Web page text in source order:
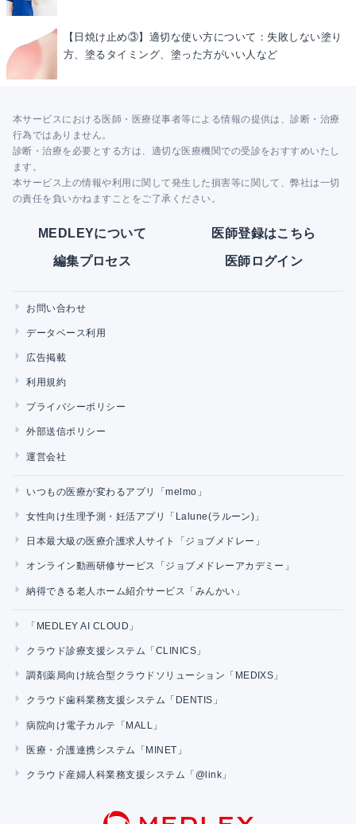
【日焼け止め③】適切な使い方について：失敗しない塗り
方、塗るタイミング、塗った方がいい人など
本サービスにおける医師・医療従事者等による情報の提供は、診断・治療
行為ではありません。
診断・治療を必要とする方は、適切な医療機関での受診をおすすめいたし
ます。
本サービス上の情報や利用に関して発生した損害等に関して、弊社は一切
の責任を負いかねますことをご了承ください。
MEDLEYについて 医師登録はこちら
編集プロセス 医師ログイン
お問い合わせ
データベース利用
広告掲載
利用規約
プライバシーポリシー
外部送信ポリシー
運営会社
いつもの医療が変わるアプリ「melmo」
女性向け生理予測・妊活アプリ「Lalune(ラルーン)」
日本最大級の医療介護求人サイト「ジョブメドレー」
オンライン動画研修サービス「ジョブメドレーアカデミー」
納得できる老人ホーム紹介サービス「みんかい」
「MEDLEY AI CLOUD」
クラウド診療支援システム「CLINICS」
調剤薬局向け統合型クラウドソリューション「MEDIXS」
クラウド歯科業務支援システム「DENTIS」
病院向け電子カルテ「MALL」
医療・介護連携システム「MINET」
クラウド産婦人科業務支援システム「@link」